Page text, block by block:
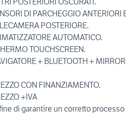
DI PARCHEGGIO ANTERIORI
POSTERIORE.
AUTOMATICO.
TOUCHSCREEN.
+ BLUETOOTH +
CON FINANZIAMENTO.
+IVA
di garantire un corretto